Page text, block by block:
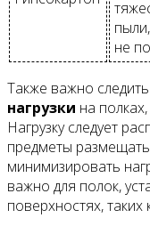
не
Также важно
нагрузки на
Нагрузку следует
предметы
минимизировать
важно для полок,
поверхностях, таких